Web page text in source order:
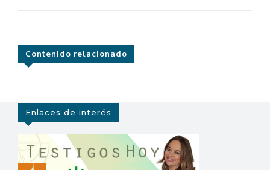
Contenido relacionado
Enlaces de interés